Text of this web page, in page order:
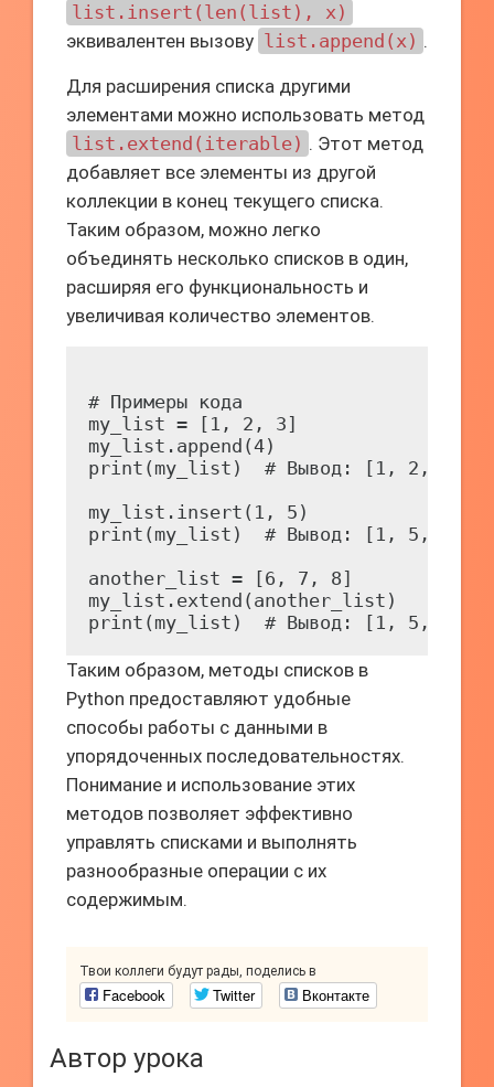
list.insert(len(list), x)
эквивалентен вызову list.append(x) .
Для расширения списка другими
элементами можно использовать метод
list.extend(iterable) . Этот метод
добавляет все элементы из другой
коллекции в конец текущего списка.
Таким образом, можно легко
объединять несколько списков в один,
расширяя его функциональность и
увеличивая количество элементов.
# Примеры кода
my_list = [1, 2, 3]
my_list.append(4)
print(my_list)  # Вывод: [1, 2, 3,
my_list.insert(1, 5)
print(my_list)  # Вывод: [1, 5, 2,
another_list = [6, 7, 8]
my_list.extend(another_list)
Таким образом, методы списков в
Python предоставляют удобные
способы работы с данными в
упорядоченных последовательностях.
Понимание и использование этих
методов позволяет эффективно
управлять списками и выполнять
разнообразные операции с их
содержимым.
Твои коллеги будут рады, поделись в
Facebook Twitter Вконтакте
Автор урока